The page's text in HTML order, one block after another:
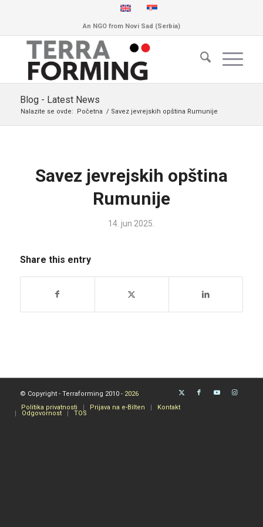
An NGO from Novi Sad (Serbia)
Blog - Latest News
Nalazite se ovde: Početna / Savez jevrejskih opština Rumunije
Savez jevrejskih opština
Rumunije
14. jun 2025.
Share this entry
© Copyright - Terraforming 2010 - 2026
Politika privatnosti
Prijava na e-Bilten Kontakt
Odgovornost TOS